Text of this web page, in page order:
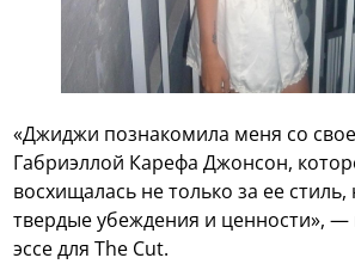
«Джиджи познакомила меня со
Габриэллой Карефа Джонсон,
восхищалась не только за ее стиль,
твердые убеждения и ценности», —
эссе для The Cut.